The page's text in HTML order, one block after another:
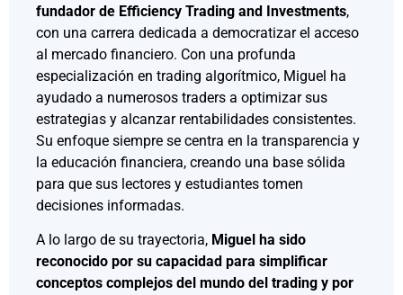
fundador de Efficiency Trading and Investments,
con una carrera dedicada a democratizar el acceso
al mercado financiero. Con una profunda
especialización en trading algorítmico, Miguel ha
ayudado a numerosos traders a optimizar sus
estrategias y alcanzar rentabilidades consistentes.
Su enfoque siempre se centra en la transparencia y
la educación financiera, creando una base sólida
para que sus lectores y estudiantes tomen
decisiones informadas.
A lo largo de su trayectoria, Miguel ha sido
reconocido por su capacidad para simplificar
conceptos complejos del mundo del trading y por